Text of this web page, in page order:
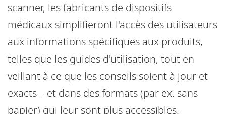
scanner, les fabricants de dispositifs
médicaux simplifieront l'accès des utilisateurs
aux informations spécifiques aux produits,
telles que les guides d'utilisation, tout en
veillant à ce que les conseils soient à jour et
exacts – et dans des formats (par ex. sans
papier) qui leur sont plus accessibles.